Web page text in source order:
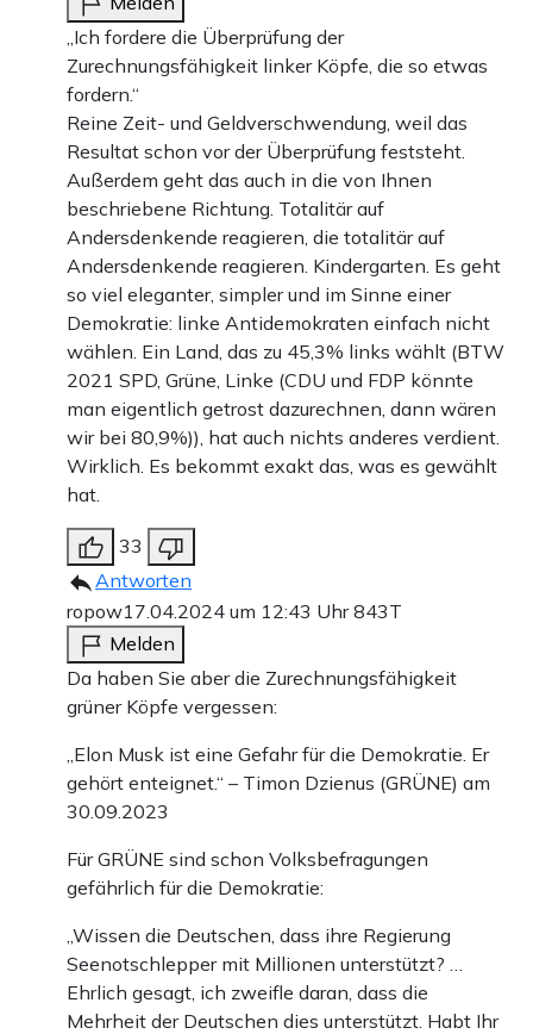
„Ich fordere die Überprüfung der
Zurechnungsfähigkeit linker Köpfe, die so etwas
fordern.“
Reine Zeit- und Geldverschwendung, weil das
Resultat schon vor der Überprüfung feststeht.
Außerdem geht das auch in die von Ihnen
beschriebene Richtung. Totalitär auf
Andersdenkende reagieren, die totalitär auf
Andersdenkende reagieren. Kindergarten. Es geht
so viel eleganter, simpler und im Sinne einer
Demokratie: linke Antidemokraten einfach nicht
wählen. Ein Land, das zu 45,3% links wählt (BTW
2021 SPD, Grüne, Linke (CDU und FDP könnte
man eigentlich getrost dazurechnen, dann wären
wir bei 80,9%)), hat auch nichts anderes verdient.
Wirklich. Es bekommt exakt das, was es gewählt
hat.
33
Antworten
ropow17.04.2024 um 12:43 Uhr843T
Melden
Da haben Sie aber die Zurechnungsfähigkeit
grüner Köpfe vergessen:
„Elon Musk ist eine Gefahr für die Demokratie. Er
gehört enteignet.“ – Timon Dzienus (GRÜNE) am
30.09.2023
Für GRÜNE sind schon Volksbefragungen
gefährlich für die Demokratie:
„Wissen die Deutschen, dass ihre Regierung
Seenotschlepper mit Millionen unterstützt? …
Ehrlich gesagt, ich zweifle daran, dass die
Mehrheit der Deutschen dies unterstützt. Habt Ihr